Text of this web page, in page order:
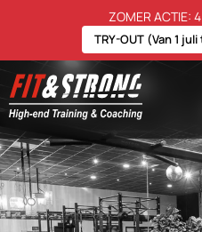
ZOMER ACTIE:
TRY-OUT (Van 1